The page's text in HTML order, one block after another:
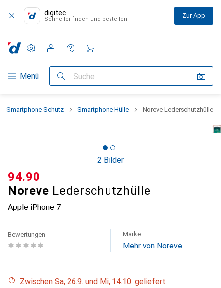
digitec
Schneller finden und bestellen Zur App
Navigation nach Kategorien
Menü Suche
Einstellungen
Kundenkonto
Vergleichslisten
Merklisten
Warenkorb
Smartphone Schutz Smartphone Hülle Noreve Lederschutzhülle
2 Bilder
Noreve Lederschutzhülle
Apple iPhone 7
CHF
94.90
Bewertungen Marke
Mehr von Noreve
Zwischen Sa, 26.9. und Mi, 14.10. geliefert